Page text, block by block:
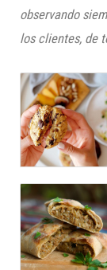
observando
los clientes, de